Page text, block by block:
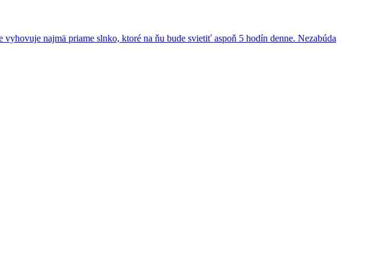
najmä priame slnko, ktoré na ňu bude svietiť aspoň 5 hodín denne. Nezabúda